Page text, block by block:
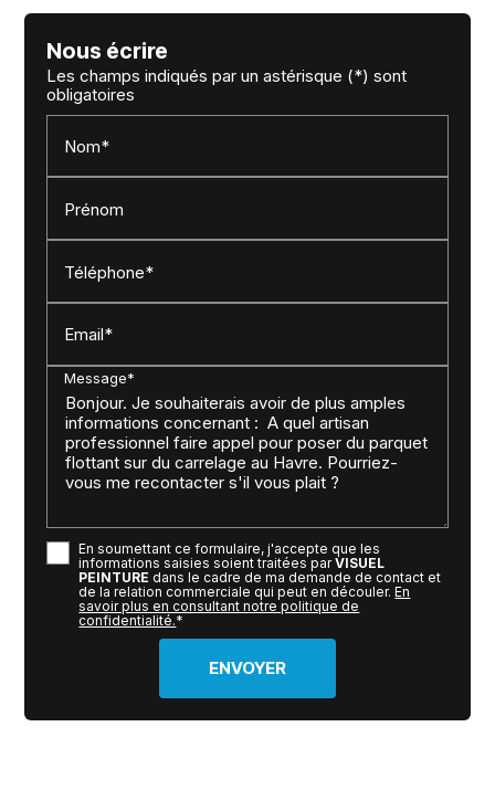
Nous écrire
Les champs indiqués par un astérisque (*) sont
obligatoires
Nom*
Prénom
Téléphone*
Email*
Message*
En soumettant ce formulaire, j'accepte que les
informations saisies soient traitées parVISUEL
PEINTURE dans le cadre de ma demande de contact et
de la relation commerciale qui peut en découler.En
savoir plus en consultant notre politique de
confidentialité.*